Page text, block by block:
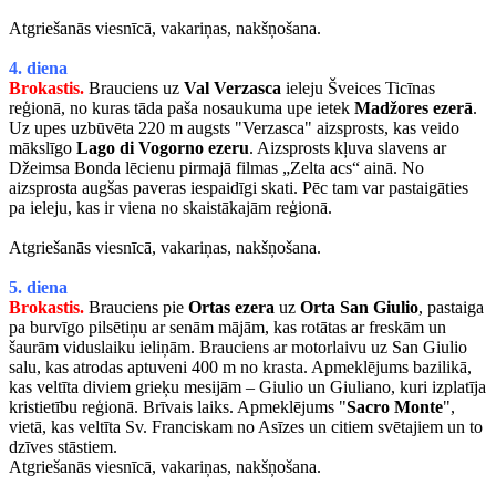
Atgriešanās viesnīcā, vakariņas, nakšņošana.
4. diena
Brokastis. Brauciens uz Val Verzasca ieleju Šveices Ticīnas
reģionā, no kuras tāda paša nosaukuma upe ietek Madžores ezerā.
Uz upes uzbūvēta 220 m augsts "Verzasca" aizsprosts, kas veido
mākslīgo Lago di Vogorno ezeru. Aizsprosts kļuva slavens ar
Džeimsa Bonda lēcienu pirmajā filmas „Zelta acs“ ainā. No
aizsprosta augšas paveras iespaidīgi skati. Pēc tam var pastaigāties
pa ieleju, kas ir viena no skaistākajām reģionā.
Atgriešanās viesnīcā, vakariņas, nakšņošana.
5. diena
Brokastis. Brauciens pie Ortas ezera uz Orta San Giulio, pastaiga
pa burvīgo pilsētiņu ar senām mājām, kas rotātas ar freskām un
šaurām viduslaiku ieliņām. Brauciens ar motorlaivu uz San Giulio
salu, kas atrodas aptuveni 400 m no krasta. Apmeklējums bazilikā,
kas veltīta diviem grieķu mesijām – Giulio un Giuliano, kuri izplatīja
kristietību reģionā. Brīvais laiks. Apmeklējums "Sacro Monte",
vietā, kas veltīta Sv. Franciskam no Asīzes un citiem svētajiem un to
dzīves stāstiem.
Atgriešanās viesnīcā, vakariņas, nakšņošana.